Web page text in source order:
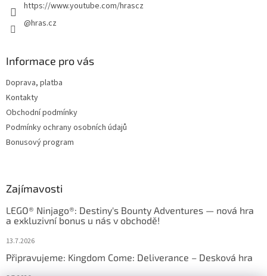
https://www.youtube.com/hrascz
@hras.cz
Informace pro vás
Doprava, platba
Kontakty
Obchodní podmínky
Podmínky ochrany osobních údajů
Bonusový program
Zajímavosti
LEGO® Ninjago®: Destiny's Bounty Adventures — nová hra
a exkluzivní bonus u nás v obchodě!
13.7.2026
Připravujeme: Kingdom Come: Deliverance – Desková hra